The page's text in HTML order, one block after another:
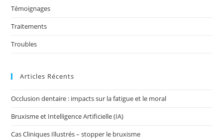
Témoignages
Traitements
Troubles
Articles Récents
Occlusion dentaire : impacts sur la fatigue et le moral
Bruxisme et Intelligence Artificielle (IA)
Cas Cliniques Illustrés – stopper le bruxisme